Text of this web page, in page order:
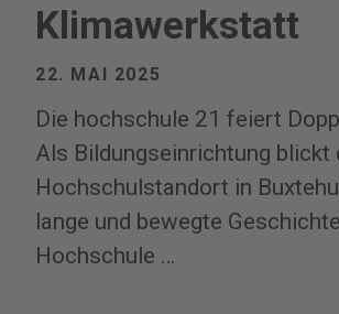
Klimawerkstatt
22. MAI 2025
Die hochschule 21 feiert
Als Bildungseinrichtung blickt
Hochschulstandort in
lange und bewegte
Hochschule …